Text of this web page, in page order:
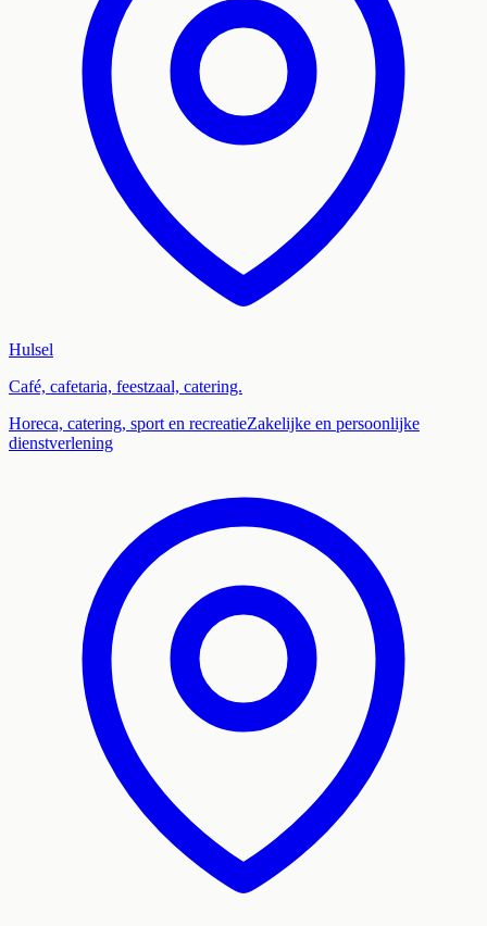
Hulsel
Café, cafetaria, feestzaal, catering.
Horeca, catering, sport en recreatieZakelijke en persoonlijke
dienstverlening